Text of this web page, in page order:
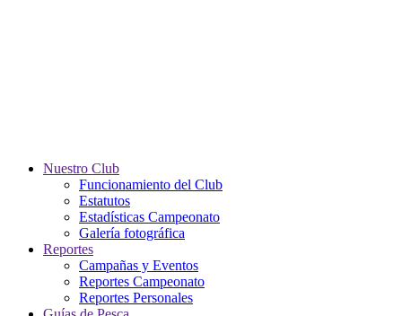
Nuestro Club
Funcionamiento del Club
Estatutos
Estadísticas Campeonato
Galería fotográfica
Reportes
Campañas y Eventos
Reportes Campeonato
Reportes Personales